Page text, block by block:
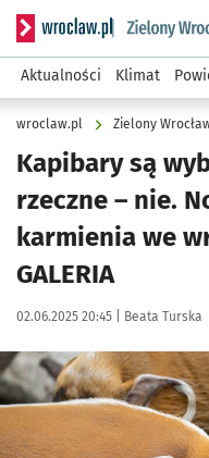
Serwis informacyjny
Aktualności Klimat
wroclaw.pl Zielony
Kapibary są
rzeczne – nie.
karmienia we
GALERIA
Data publikacji:
02.06.2025 20:45 | Autor:
Beata Turska
Kliknij, aby zobaczyć